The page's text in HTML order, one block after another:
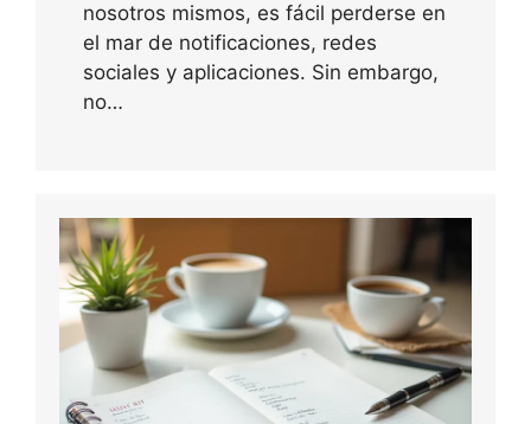
nosotros mismos, es fácil perderse en
el mar de notificaciones, redes
sociales y aplicaciones. Sin embargo,
no…